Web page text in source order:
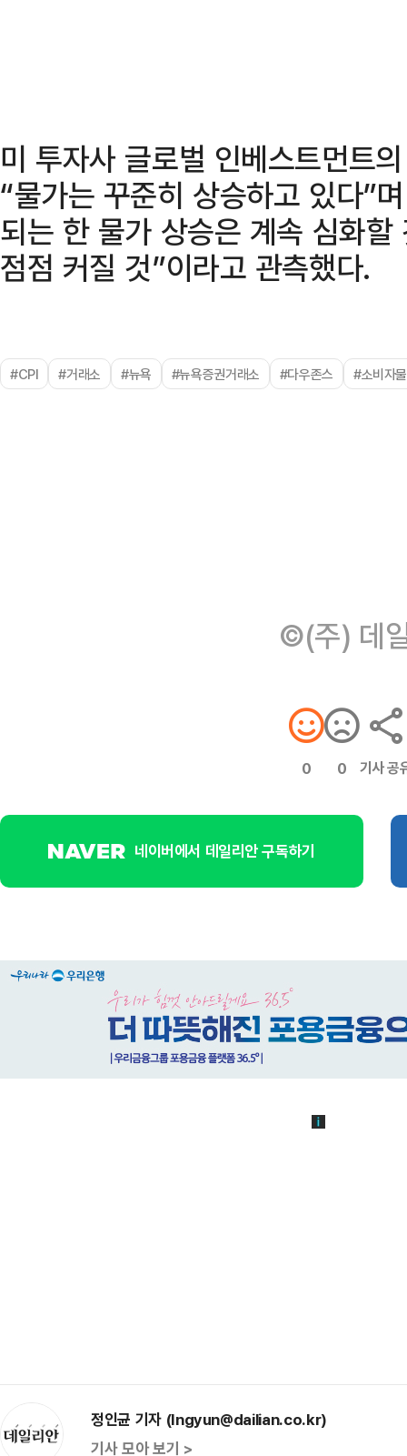
미 투자사 글로벌 인베스트먼트
“물가는 꾸준히 상승하고 있다”
되는 한 물가 상승은 계속 심화
점점 커질 것”이라고 관측했다.
#CPI #거래소 #뉴욕 #뉴욕증권거래소 #다우존스 #소비자
©(주) 데
0 0 기사 공
네이버에서 데일리안 구독하기
정인균 기자 (Ingyun@dailian.co.kr)
기사 모아 보기 >